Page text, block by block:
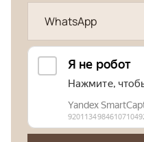
WhatsApp